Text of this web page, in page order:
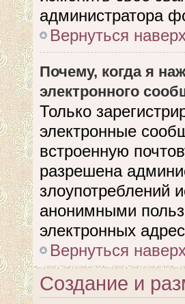
администратора
Вернуться
Почему, когда я
электронного
Только
электронные
встроенную
разрешена
злоупотреблений
анонимными
электронных
Вернуться
Создание и